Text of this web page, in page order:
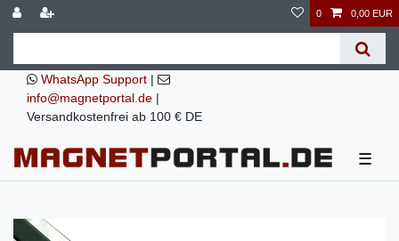
0 0,00 EUR
WhatsApp Support |
info@magnetportal.de |
Versandkostenfrei ab 100 € DE
☰